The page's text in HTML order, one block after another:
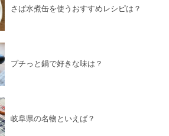
さば水煮缶を使うおすすめレシピは？
プチっと鍋で好きな味は？
岐阜県の名物といえば？